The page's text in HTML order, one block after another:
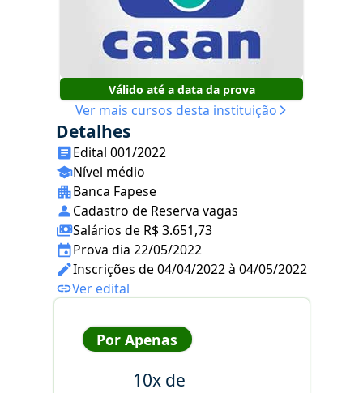
Válido até a data da prova
Ver mais cursos desta instituição
Detalhes
Edital 001/2022
Nível médio
Banca Fapese
Cadastro de Reserva vagas
Salários de R$ 3.651,73
Prova dia 22/05/2022
Inscrições de 04/04/2022 à 04/05/2022
Ver edital
Por Apenas
10x de